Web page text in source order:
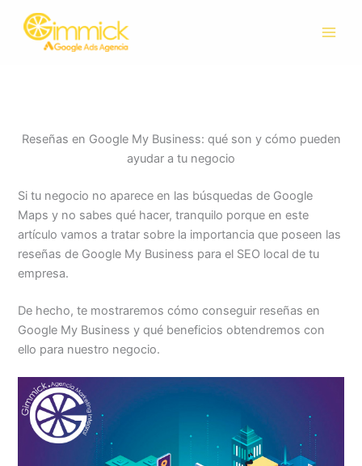
contenido
Reseñas en Google My Business: qué son y cómo pueden
ayudar a tu negocio
Si tu negocio no aparece en las búsquedas de Google
Maps y no sabes qué hacer, tranquilo porque en este
artículo vamos a tratar sobre la importancia que poseen las
reseñas de Google My Business para el SEO local de tu
empresa.
De hecho, te mostraremos cómo conseguir reseñas en
Google My Business y qué beneficios obtendremos con
ello para nuestro negocio.